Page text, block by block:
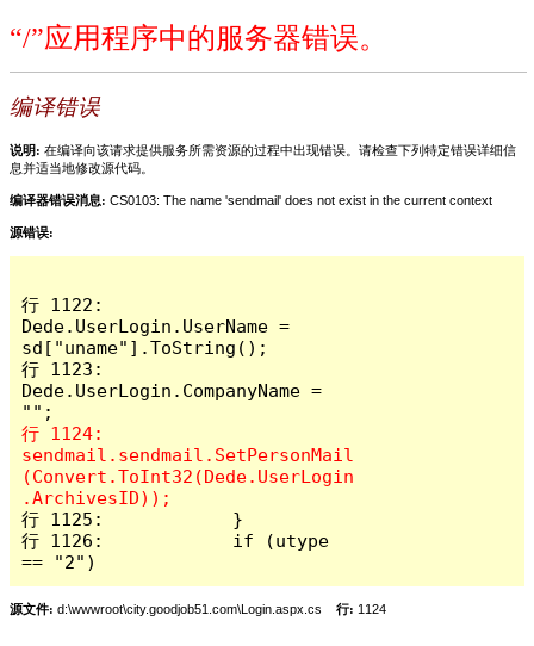
“/”应用程序中的服务器错误。
编译错误
说明: 在编译向该请求提供服务所需资源的过程中出现错误。请检查下列特定错误详细信
息并适当地修改源代码。
编译器错误消息: CS0103: The name 'sendmail' does not exist in the current context
源错误:
行 1122:
Dede.UserLogin.UserName =
sd["uname"].ToString();
行 1123:
Dede.UserLogin.CompanyName =
行 1124:
sendmail.sendmail.SetPersonMail
(Convert.ToInt32(Dede.UserLogin
行 1125:            }
行 1126:            if (utype
== "2")
源文件: d:\wwwroot\city.goodjob51.com\Login.aspx.cs 行: 1124